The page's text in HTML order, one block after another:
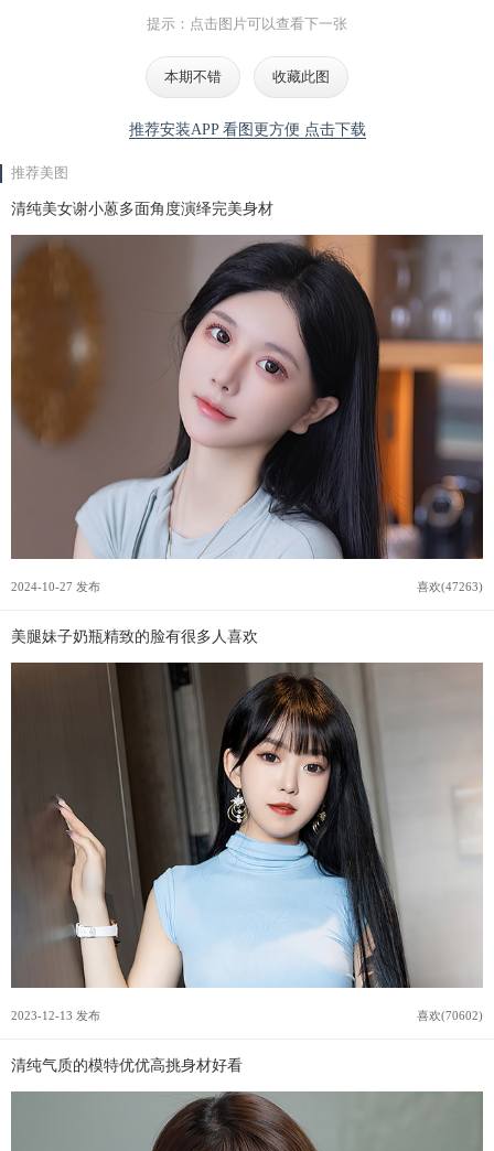
提示：点击图片可以查看下一张
本期不错 收藏此图
推荐安装APP 看图更方便 点击下载
推荐美图
清纯美女谢小蒽多面角度演绎完美身材
2024-10-27 发布 喜欢(47263)
美腿妹子奶瓶精致的脸有很多人喜欢
2023-12-13 发布 喜欢(70602)
清纯气质的模特优优高挑身材好看